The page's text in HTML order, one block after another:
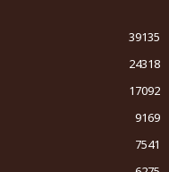
39135
24318
17092
9169
7541